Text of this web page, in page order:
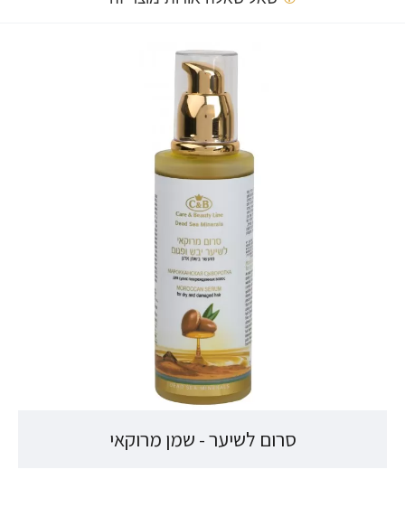
סרום לשיער - שמן מרוקאי